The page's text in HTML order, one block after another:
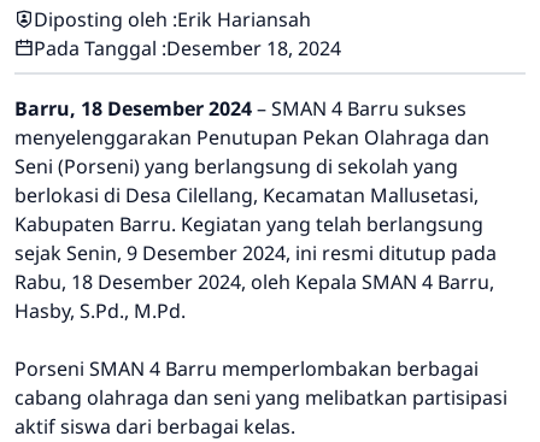
Diposting oleh :Erik Hariansah
Pada Tanggal :Desember 18, 2024
Barru, 18 Desember 2024– SMAN 4 Barru sukses
menyelenggarakan Penutupan Pekan Olahraga dan
Seni (Porseni) yang berlangsung di sekolah yang
berlokasi di Desa Cilellang, Kecamatan Mallusetasi,
Kabupaten Barru. Kegiatan yang telah berlangsung
sejak Senin, 9 Desember 2024, ini resmi ditutup pada
Rabu, 18 Desember 2024, oleh Kepala SMAN 4 Barru,
Hasby, S.Pd., M.Pd.
Porseni SMAN 4 Barru memperlombakan berbagai
cabang olahraga dan seni yang melibatkan partisipasi
aktif siswa dari berbagai kelas.